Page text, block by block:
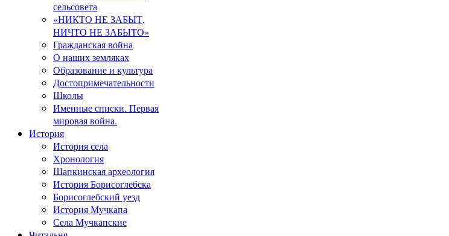
сельсовета
«НИКТО НЕ ЗАБЫТ,
НИЧТО НЕ ЗАБЫТО»
Гражданская война
О наших земляках
Образование и культура
Достопримечательности
Школы
Именные списки. Первая
мировая война.
История
История села
Хронология
Шапкинская археология
История Борисоглебска
Борисоглебский уезд
История Мучкапа
Села Мучкапские